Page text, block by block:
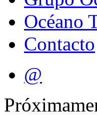
Océano
Contacto
@